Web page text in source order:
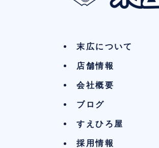
末広について
店舗情報
会社概要
ブログ
すえひろ屋
採用情報